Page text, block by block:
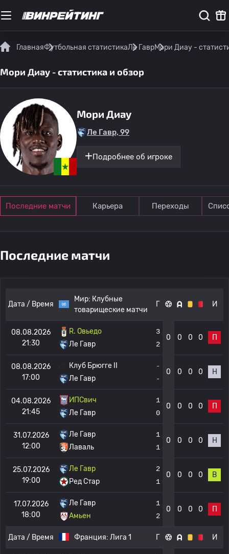
ГлавнаяФутбольная статистикаЛе ГаврМори Диау -
Мори Диау - статистика и обзор
Мори Диау
Ле Гавр, 99
Подробнее об игроке
Последние матчи Карьера Переходы
Последние матчи
Дата / Время
Мир: Клубные
товарищеские матчи
Г И
08.08.2026
21:30
R. Овьедо
Ле Гавр
3
2
0 0 0 0 П
08.08.2026
17:00
Клуб Брюгге II
Ле Гавр
-
-
0 0 0 0 Н
04.08.2026
21:45
ИПСвич
Ле Гавр
1
0
0 0 0 0 П
31.07.2026
12:00
Ле Гавр
Лаваль
1
1
0 0 0 0 Н
25.07.2026
19:00
Ле Гавр
Ред Стар
2
1
0 0 0 0 В
17.07.2026
18:00
Ле Гавр
Амьен
1
2
0 0 0 0 П
Дата / Время Франция: Лига 1 Г И